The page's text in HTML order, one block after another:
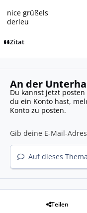
nice grüßels
derleu
Zitat
An der
Du kannst jetzt
du ein Konto hast,
Konto zu posten.
Auf dieses
Teilen